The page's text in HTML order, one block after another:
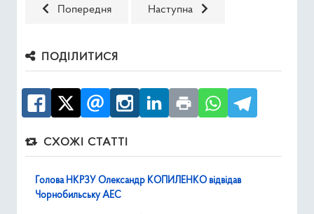
Попередня стаття: НКРЗУ щиро вітає з Днем
Попередня Наступна стаття: Голова НКРЗУ
Наступна
ПОДІЛИТИСЯ
СХОЖІ СТАТТІ
Голова НКРЗУ Олександр КОПИЛЕНКО відвідав
Чорнобильську АЕС